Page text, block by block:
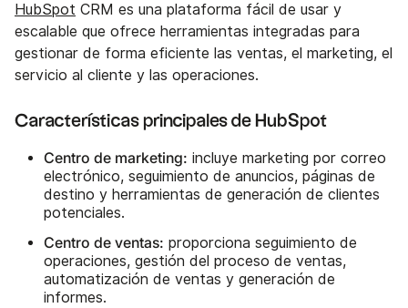
HubSpot CRM es una plataforma fácil de usar y
escalable que ofrece herramientas integradas para
gestionar de forma eficiente las ventas, el marketing, el
servicio al cliente y las operaciones.
Características principales de HubSpot
Centro de marketing: incluye marketing por correo
electrónico, seguimiento de anuncios, páginas de
destino y herramientas de generación de clientes
potenciales.
Centro de ventas: proporciona seguimiento de
operaciones, gestión del proceso de ventas,
automatización de ventas y generación de
informes.